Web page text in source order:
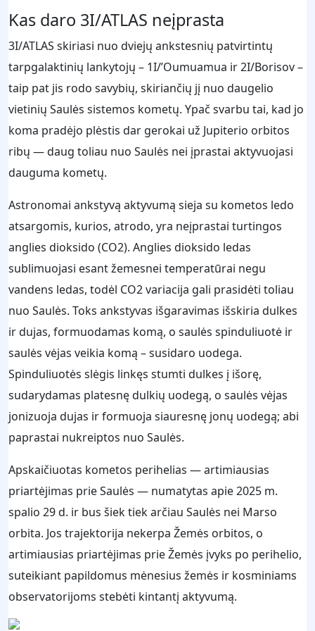
Kas daro 3I/ATLAS neįprasta
3I/ATLAS skiriasi nuo dviejų ankstesnių patvirtintų
tarpgalaktinių lankytojų – 1I/’Oumuamua ir 2I/Borisov –
taip pat jis rodo savybių, skiriančių jį nuo daugelio
vietinių Saulės sistemos kometų. Ypač svarbu tai, kad jo
koma pradėjo plėstis dar gerokai už Jupiterio orbitos
ribų — daug toliau nuo Saulės nei įprastai aktyvuojasi
dauguma kometų.
Astronomai ankstyvą aktyvumą sieja su kometos ledo
atsargomis, kurios, atrodo, yra neįprastai turtingos
anglies dioksido (CO2). Anglies dioksido ledas
sublimuojasi esant žemesnei temperatūrai negu
vandens ledas, todėl CO2 variacija gali prasidėti toliau
nuo Saulės. Toks ankstyvas išgaravimas išskiria dulkes
ir dujas, formuodamas komą, o saulės spinduliuotė ir
saulės vėjas veikia komą – susidaro uodega.
Spinduliuotės slėgis linkęs stumti dulkes į išorę,
sudarydamas platesnę dulkių uodegą, o saulės vėjas
jonizuoja dujas ir formuoja siauresnę jonų uodegą; abi
paprastai nukreiptos nuo Saulės.
Apskaičiuotas kometos perihelias — artimiausias
priartėjimas prie Saulės — numatytas apie 2025 m.
spalio 29 d. ir bus šiek tiek arčiau Saulės nei Marso
orbita. Jos trajektorija nekerpa Žemės orbitos, o
artimiausias priartėjimas prie Žemės įvyks po perihelio,
suteikiant papildomus mėnesius žemės ir kosminiams
observatorijoms stebėti kintantį aktyvumą.